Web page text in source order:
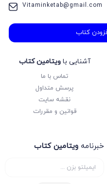
آشنایی باویتامین کتاب
تماس با ما
پرسش متداول
نقشه سایت
قوانین و مقررات
Vitaminketab@gmail.com
کتاب
خبرنامه ویتامین کتاب